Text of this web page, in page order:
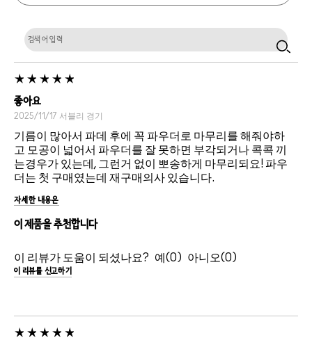
좋아요
2025/11/17 서블리 경기
기름이 많아서 파데 후에 꼭 파우더로 마무리를 해줘야하
고 모공이 넓어서 파우더를 잘 못하면 부각되거나 콕콕 끼
는경우가 있는데, 그런거 없이 뽀송하게 마무리되요! 파우
더는 첫 구매였는데 재구매의사 있습니다.
자세한 내용은
이 제품을 추천합니다
이 리뷰가 도움이 되셨나요? 0 0
이 리뷰를 신고하기